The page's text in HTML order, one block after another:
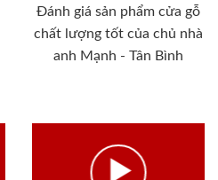
Đánh giá sản phẩm cửa gỗ
chất lượng tốt của chủ nhà
anh Mạnh - Tân Bình